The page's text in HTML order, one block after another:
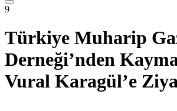
9
Türkiye Muharip
Derneği’nden
Vural Karagül’e